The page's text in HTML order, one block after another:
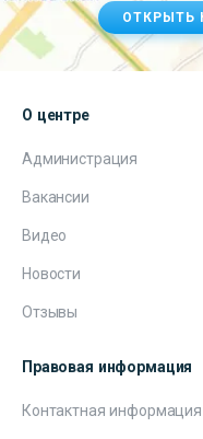
ОТКРЫТЬ
О центре
Администрация
Вакансии
Видео
Новости
Отзывы
Правовая информация
Контактная информация